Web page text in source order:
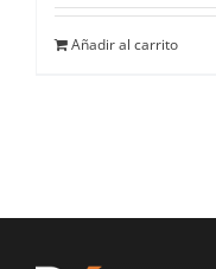
Añadir al carrito